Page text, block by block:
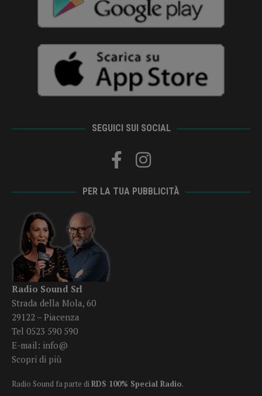
SEGUICI SUI SOCIAL
PER LA TUA PUBBLICITÀ
Radio Sound Srl
Strada della Mola, 60
29122 – Piacenza
Tel 0523 590 590
E-mail: info@
Scopri di più
Radio Sound fa parte diRDS 100% Special Radio.